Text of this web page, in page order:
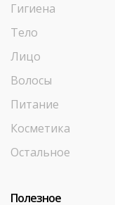
Гигиена
Тело
Лицо
Волосы
Питание
Косметика
Остальное
Полезное